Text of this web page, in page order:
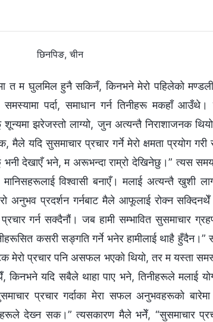
छिनपिङ, चीन
त म घुलमिल हुनै सकिनँ, किनभने मेरो पहिलेको
पर्दा, समाधान गर्न तिनीहरू मकहाँ आउँथे।
झरेजस्तो लाग्यो, जुन अत्यन्तै निराशाजनक
यदि सुसमाचार प्रचार गर्ने मेरो क्षमता प्रयोग
भनी देखाएँ भने, म अरूभन्दा राम्रो देखिनेछु।” त्यस
विश्‍वासी बनाएँ। मलाई अत्यन्तै खुशी
अनुभव प्रदर्शन गर्नबाट मैले आफूलाई रोक्‍न
गर्न सक्दैनौं। जब हामी सम्भावित सुसमाचार
कसरी सङ्गति गर्ने भनेर हामीलाई थाहै हुँदैन।”
मेरो प्रचार पनि असफल भएको थियो, तर म यस्ता
किनभने यदि सबैले थाहा पाए भने, तिनीहरूले मलाई
प्रचार गर्दाका मेरा सफल अनुभवहरूको बारेमा
देख्‍न सक।” त्यसकारण मैले भनेँ, “सुसमाचार